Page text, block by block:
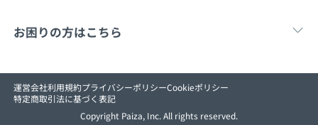
採用・教育をお考えの企業様へ 中途求人掲載はこ
お困りの方はこちら
paizaとは？ お問い合わ
運営会社利用規約プライバシーポリシーCookieポリシー
特定商取引法に基づく表記
Copyright Paiza, Inc. All rights reserved.